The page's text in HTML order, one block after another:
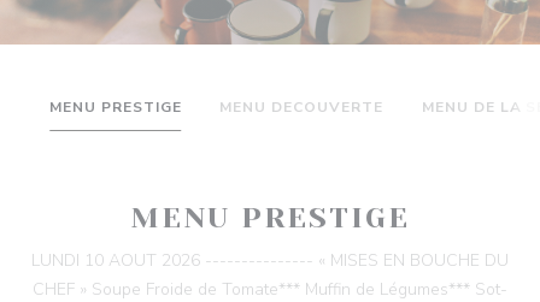
MENU PRESTIGE MENU DECOUVERTE MENU DE LA
MENU PRESTIGE
LUNDI 10 AOUT 2026 --------------- « MISES EN BOUCHE DU
CHEF » Soupe Froide de Tomate*** Muffin de Légumes*** Sot-